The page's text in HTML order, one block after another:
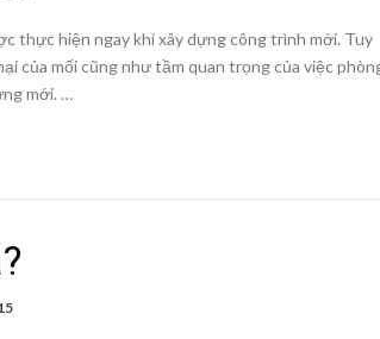
thực hiện ngay khi xây dựng công trình mới. Tuy
của mối cũng như tầm quan trọng của việc
mới. …